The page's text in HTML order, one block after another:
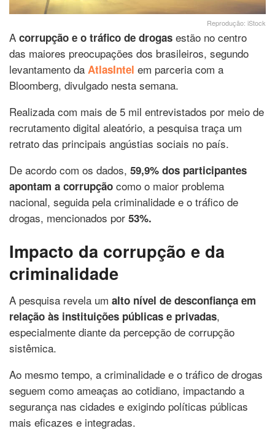
Reprodução: iStock
A corrupção e o tráfico de drogas estão no centro
das maiores preocupações dos brasileiros, segundo
levantamento da AtlasIntel em parceria com a
Bloomberg, divulgado nesta semana.
Realizada com mais de 5 mil entrevistados por meio de
recrutamento digital aleatório, a pesquisa traça um
retrato das principais angústias sociais no país.
De acordo com os dados, 59,9% dos participantes
apontam a corrupção como o maior problema
nacional, seguida pela criminalidade e o tráfico de
drogas, mencionados por 53%.
Impacto da corrupção e da
criminalidade
A pesquisa revela um alto nível de desconfiança em
relação às instituições públicas e privadas,
especialmente diante da percepção de corrupção
sistêmica.
Ao mesmo tempo, a criminalidade e o tráfico de drogas
seguem como ameaças ao cotidiano, impactando a
segurança nas cidades e exigindo políticas públicas
mais eficazes e integradas.